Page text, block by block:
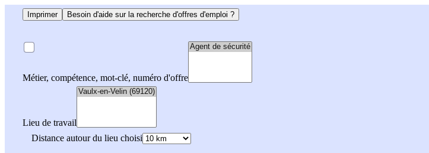
Imprimer Besoin d'aide sur la recherche d'offres d'emploi ?
Métier, compétence, mot-clé, numéro d'offre
Lieu de travail
Distance autour du lieu choisi